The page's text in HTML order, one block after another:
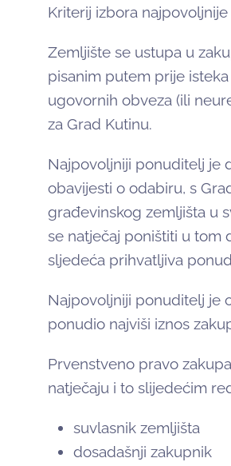
Kriterij izbora
Zemljište se ustupa u
pisanim putem prije
ugovornih obveza (ili
za Grad Kutinu.
Najpovoljniji ponuditelj je
obavijesti o odabiru, s
građevinskog zemljišta u
se natječaj poništiti u tom
sljedeća prihvatljiva
Najpovoljniji ponuditelj je
ponudio najviši iznos
Prvenstveno pravo
natječaju i to slijedećim
suvlasnik zemljišta
dosadašnji zakupnik